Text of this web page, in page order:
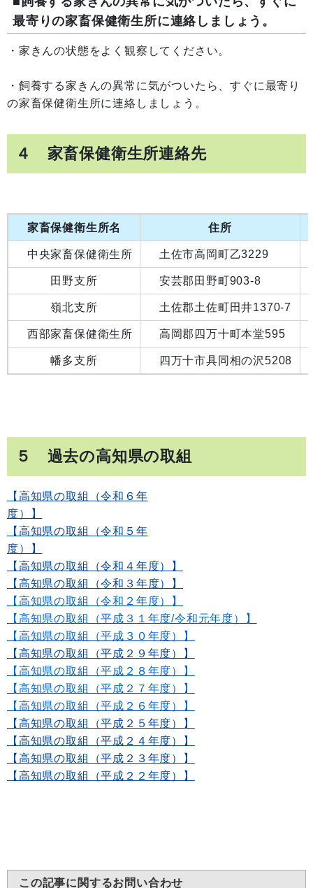
最寄りの家畜保健衛生所に連絡しましょう。
・家きんの状態をよく観察してください。
・飼養する家きんの異常に気がついたら、すぐに最寄り
の家畜保健衛生所に連絡しましょう。
４ 家畜保健衛生所連絡先
家畜保健衛生所名 住所
中央家畜保健衛生所 土佐市高岡町乙3229
田野支所 安芸郡田野町903-8
嶺北支所 土佐郡土佐町田井1370-7
西部家畜保健衛生所 高岡郡四万十町本堂595
幡多支所 四万十市具同相の沢5208
５ 過去の高知県の取組
【高知県の取組（令和６年
度）】
【高知県の取組（令和５年
度）】
【高知県の取組（令和４年度）】
【高知県の取組（令和３年度）】
【高知県の取組（令和２年度）】
【高知県の取組（平成３１年度/令和元年度）】
【高知県の取組（平成３０年度）】
【高知県の取組（平成２９年度）】
【高知県の取組（平成２８年度）】
【高知県の取組（平成２７年度）】
【高知県の取組（平成２６年度）】
【高知県の取組（平成２５年度）】
【高知県の取組（平成２４年度）】
【高知県の取組（平成２３年度）】
【高知県の取組（平成２２年度）】
この記事に関するお問い合わせ